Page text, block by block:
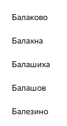
Балаково
Балахна
Балашиха
Балашов
Балезино